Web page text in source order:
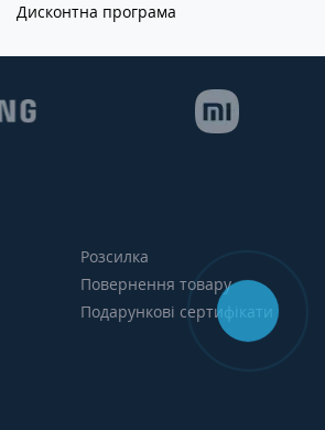
Дисконтна програма
Розсилка
Повернення товару
Подарункові сертифікати